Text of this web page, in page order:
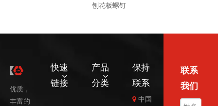
刨花板螺钉
优质，
丰富的
快速
链接
产品
分类
保持
联系
 中国
联系
我们